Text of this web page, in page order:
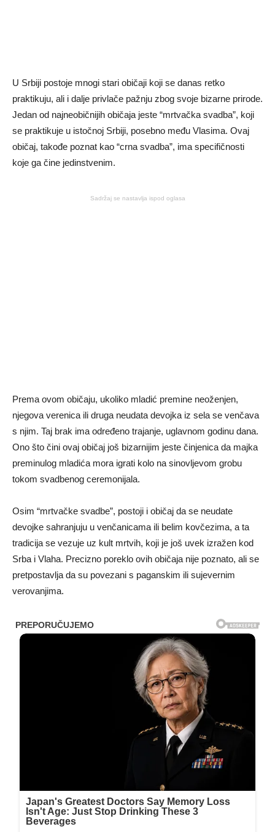
U Srbiji postoje mnogi stari običaji koji se danas retko
praktikuju, ali i dalje privlače pažnju zbog svoje bizarne prirode.
Jedan od najneobičnijih običaja jeste “mrtvačka svadba”, koji
se praktikuje u istočnoj Srbiji, posebno među Vlasima. Ovaj
običaj, takođe poznat kao “crna svadba”, ima specifičnosti
koje ga čine jedinstvenim.
Sadržaj se nastavlja ispod oglasa
Prema ovom običaju, ukoliko mladić premine neoženjen,
njegova verenica ili druga neudata devojka iz sela se venčava
s njim. Taj brak ima određeno trajanje, uglavnom godinu dana.
Ono što čini ovaj običaj još bizarnijim jeste činjenica da majka
preminulog mladića mora igrati kolo na sinovljevom grobu
tokom svadbenog ceremonijala.
Osim “mrtvačke svadbe”, postoji i običaj da se neudate
devojke sahranjuju u venčanicama ili belim kovčezima, a ta
tradicija se vezuje uz kult mrtvih, koji je još uvek izražen kod
Srba i Vlaha. Precizno poreklo ovih običaja nije poznato, ali se
pretpostavlja da su povezani s paganskim ili sujevernim
verovanjima.